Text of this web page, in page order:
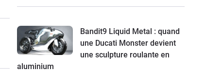
Bandit9 Liquid Metal : quand
une Ducati Monster devient
une sculpture roulante en
aluminium